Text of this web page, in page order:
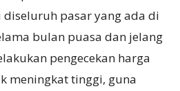
pasar yang ada di
bulan puasa dan jelang
pengecekan harga
meningkat tinggi, guna